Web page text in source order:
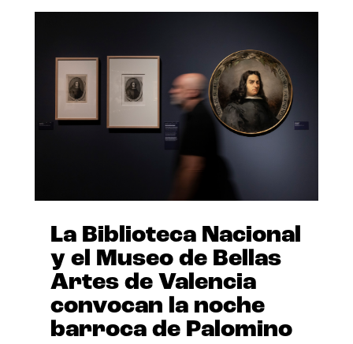
La Biblioteca Nacional
y el Museo de Bellas
Artes de Valencia
convocan la noche
barroca de Palomino